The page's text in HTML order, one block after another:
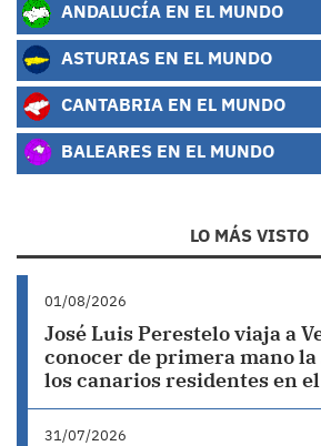
ANDALUCÍA EN EL MUNDO
ASTURIAS EN EL MUNDO
CANTABRIA EN EL MUNDO
BALEARES EN EL MUNDO
LO MÁS VISTO
01/08/2026
José Luis Perestelo viaja a
conocer de primera mano
los canarios residentes en
31/07/2026